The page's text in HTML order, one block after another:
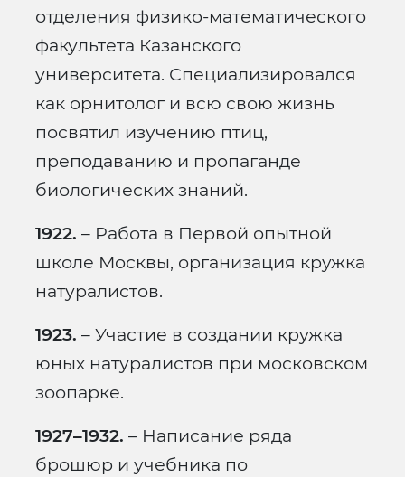
отделения физико-математического
факультета Казанского
университета. Специализировался
как орнитолог и всю свою жизнь
посвятил изучению птиц,
преподаванию и пропаганде
биологических знаний.
1922. – Работа в Первой опытной
школе Москвы, организация кружка
натуралистов.
1923. – Участие в создании кружка
юных натуралистов при московском
зоопарке.
1927–1932. – Написание ряда
брошюр и учебника по